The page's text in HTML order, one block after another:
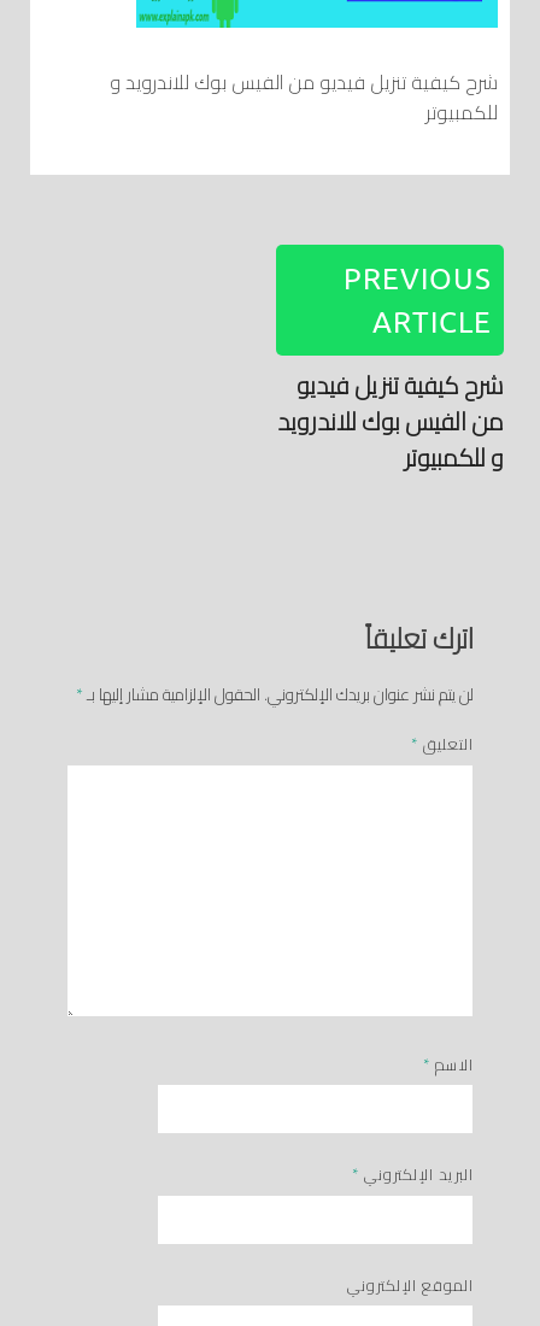
شرح كيفية تنزيل فيديو من الفيس بوك للاندرويد و
للكمبيوتر
PREVIOUS
ARTICLE
شرح كيفية تنزيل فيديو
من الفيس بوك للاندرويد
و للكمبيوتر
اترك تعليقاً
لن يتم نشر عنوان بريدك الإلكتروني.الحقول الإلزامية مشار إليها بـ*
التعليق *
الاسم *
البريد الإلكتروني *
الموقع الإلكتروني